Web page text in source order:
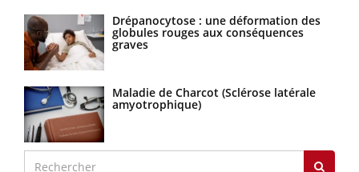
Drépanocytose : une déformation des
globules rouges aux conséquences
graves
Maladie de Charcot (Sclérose latérale
amyotrophique)